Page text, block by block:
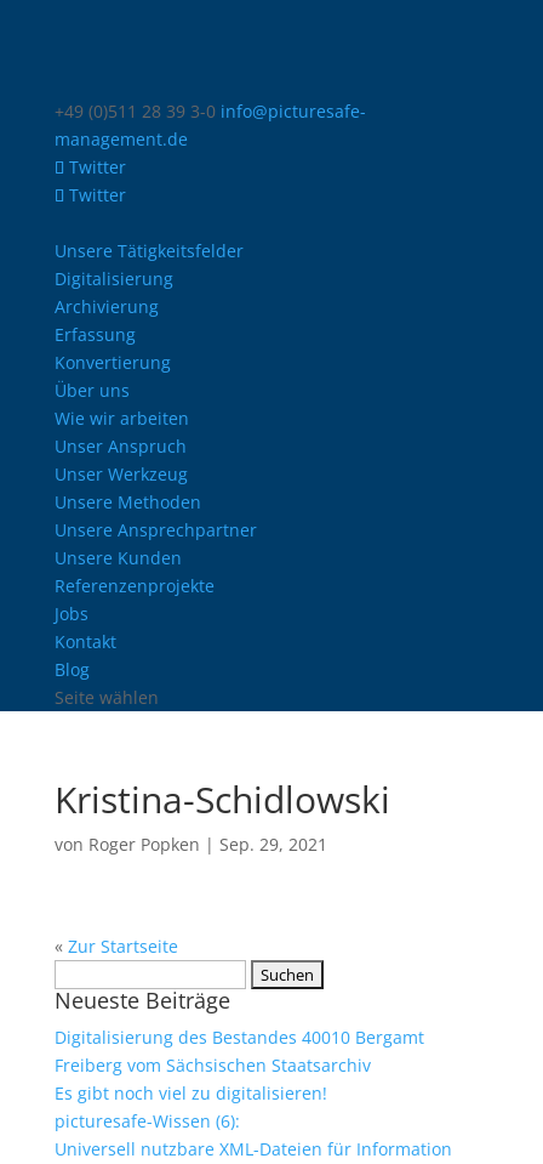
+49 (0)511 28 39 3-0 info@picturesafe-
management.de
Twitter
Twitter
Unsere Tätigkeitsfelder
Digitalisierung
Archivierung
Erfassung
Konvertierung
Über uns
Wie wir arbeiten
Unser Anspruch
Unser Werkzeug
Unsere Methoden
Unsere Ansprechpartner
Unsere Kunden
Referenzenprojekte
Jobs
Kontakt
Blog
Seite wählen
Kristina-Schidlowski
von Roger Popken | Sep. 29, 2021
« Zur Startseite
nach:
Neueste Beiträge
Digitalisierung des Bestandes 40010 Bergamt
Freiberg vom Sächsischen Staatsarchiv
Es gibt noch viel zu digitalisieren!
picturesafe-Wissen (6):
Universell nutzbare XML-Dateien für Information